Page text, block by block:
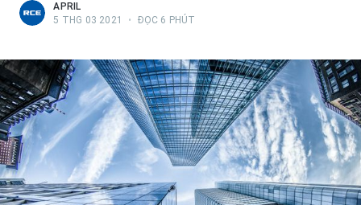
APRIL
5 THG 03 2021
• ĐỌC 6 PHÚT